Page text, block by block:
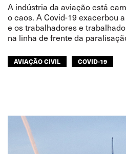
A indústria da aviação está
o caos. A Covid-19 exacerbou
e os trabalhadores e
na linha de frente da
AVIAÇÃO CIVIL COVID-19